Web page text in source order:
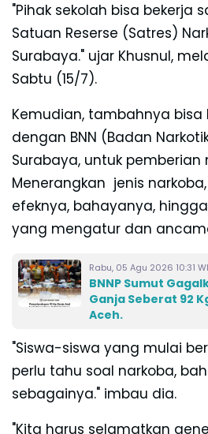
"Pihak sekolah bisa bekerja
Satuan Reserse (Satres)
Surabaya." ujar Khusnul,
Sabtu (15/7).
Kemudian, tambahnya bisa
dengan BNN (Badan
Surabaya, untuk pemberian
Menerangkan jenis
efeknya, bahayanya,
yang mengatur dan
Rabu, 05 Agu 2026 10:31
BNNP Sumut
Ganja Seberat 92
Aceh.
"Siswa-siswa yang mulai
perlu tahu soal narkoba,
sebagainya." imbau dia.
"Kita harus selamatkan